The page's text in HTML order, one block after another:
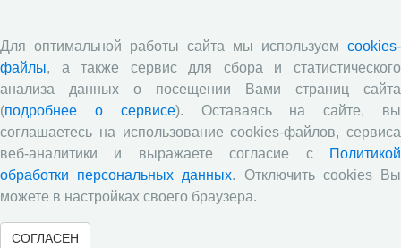
Развитие академической науки в регионе: круглый
стол с участием представителей Санкт‑Петербурга и
Вологодской области
Все сообщения »
Для оптимальной работы сайта мы используем cookies-
файлы, а также сервис для сбора и статистического
анализа данных о посещении Вами страниц сайта
(подробнее о сервисе). Оставаясь на сайте, вы
соглашаетесь на использование cookies-файлов, сервиса
веб-аналитики и выражаете согласие с
Политикой
обработки персональных данных. Отключить cookies Вы
можете в настройках своего браузера.
СОГЛАСЕН